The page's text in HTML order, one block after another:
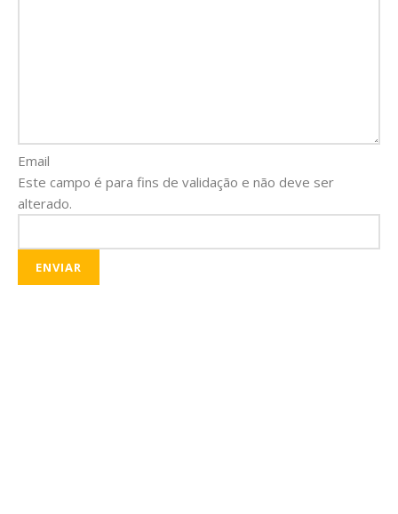
Email
Este campo é para fins de validação e não deve ser
alterado.